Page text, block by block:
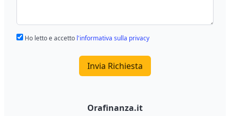
Ho letto e accetto l'informativa sulla privacy
Invia Richiesta
Orafinanza.it